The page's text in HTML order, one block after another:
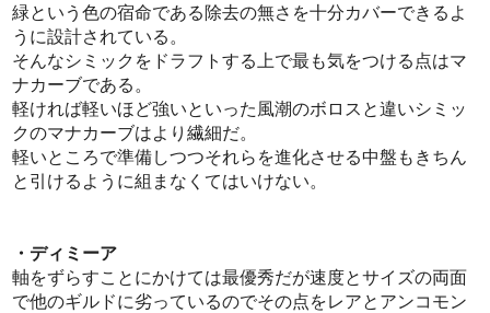
緑という色の宿命である除去の無さを十分カバーできるよ
うに設計されている。
そんなシミックをドラフトする上で最も気をつける点はマ
ナカーブである。
軽ければ軽いほど強いといった風潮のボロスと違いシミッ
クのマナカーブはより繊細だ。
軽いところで準備しつつそれらを進化させる中盤もきちん
と引けるように組まなくてはいけない。
・ディミーア
軸をずらすことにかけては最優秀だが速度とサイズの両面
で他のギルドに劣っているのでその点をレアとアンコモン